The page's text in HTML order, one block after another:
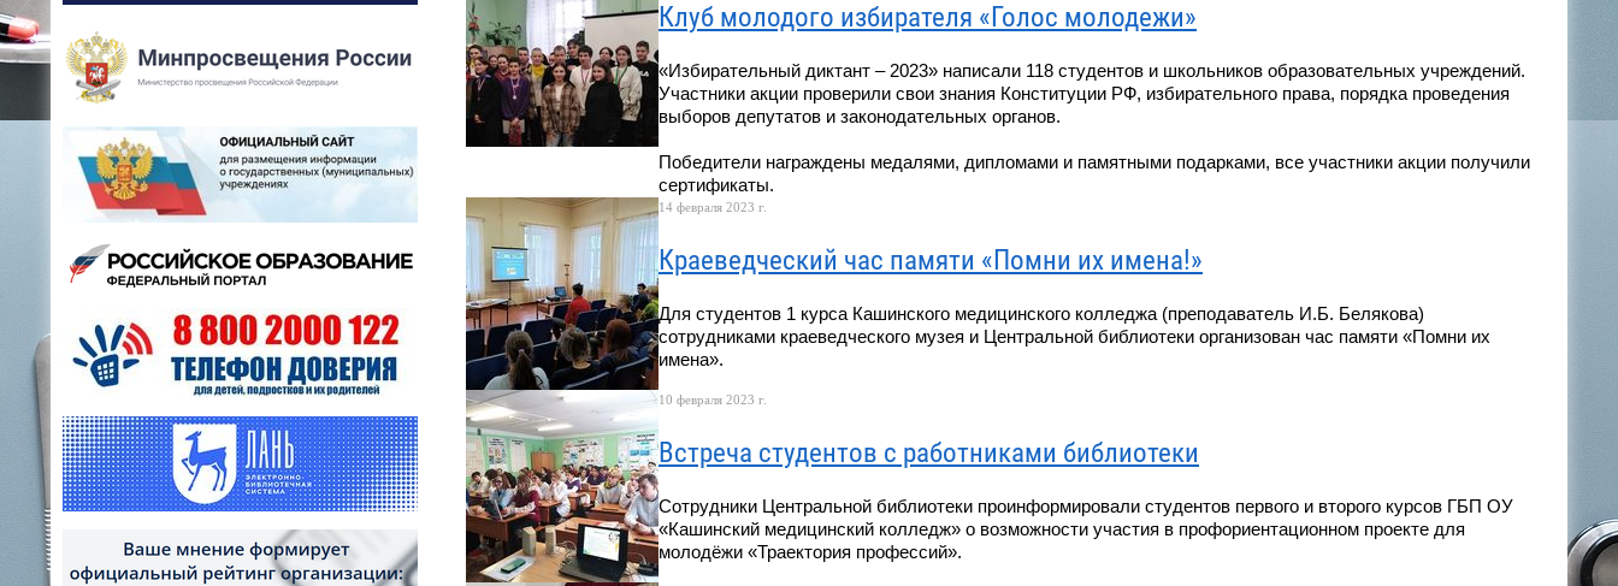
Клуб молодого избирателя «Голос молодежи»
«Избирательный диктант – 2023» написали 118 студентов и школьников образовательных учреждений.
Участники акции проверили свои знания Конституции РФ, избирательного права, порядка проведения
выборов депутатов и законодательных органов.
Победители награждены медалями, дипломами и памятными подарками, все участники акции получили
сертификаты.
14 февраля 2023 г.
Краеведческий час памяти «Помни их имена!»
Для студентов 1 курса Кашинского медицинского колледжа (преподаватель И.Б. Белякова)
сотрудниками краеведческого музея и Центральной библиотеки организован час памяти «Помни их
имена».
10 февраля 2023 г.
Встреча студентов с работниками библиотеки
Сотрудники Центральной библиотеки проинформировали студентов первого и второго курсов ГБП ОУ
«Кашинский медицинский колледж» о возможности участия в профориентационном проекте для
молодёжи «Траектория профессий».